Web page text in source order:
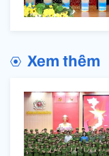
Xem thêm